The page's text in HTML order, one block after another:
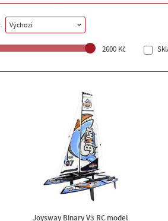
Výchozí
2600 Kč
Joysway Binary V3 RC model